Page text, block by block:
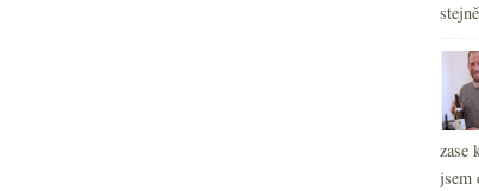
►
►
zase
jsem